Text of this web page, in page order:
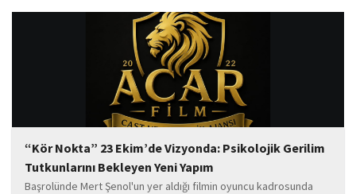
“Kör Nokta” 23 Ekim’de Vizyonda: Psikolojik Gerilim
Tutkunlarını Bekleyen Yeni Yapım
Başrolünde Mert Şenol'un yer aldığı filmin oyuncu kadrosunda